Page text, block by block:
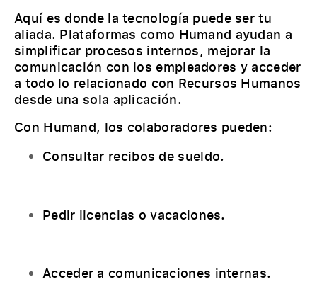
Aquí es donde la tecnología puede ser tu
aliada. Plataformas como Humand ayudan a
simplificar procesos internos, mejorar la
comunicación con los empleadores y acceder
a todo lo relacionado con Recursos Humanos
desde una sola aplicación.
Con Humand, los colaboradores pueden:
Consultar recibos de sueldo.
Pedir licencias o vacaciones.
Acceder a comunicaciones internas.